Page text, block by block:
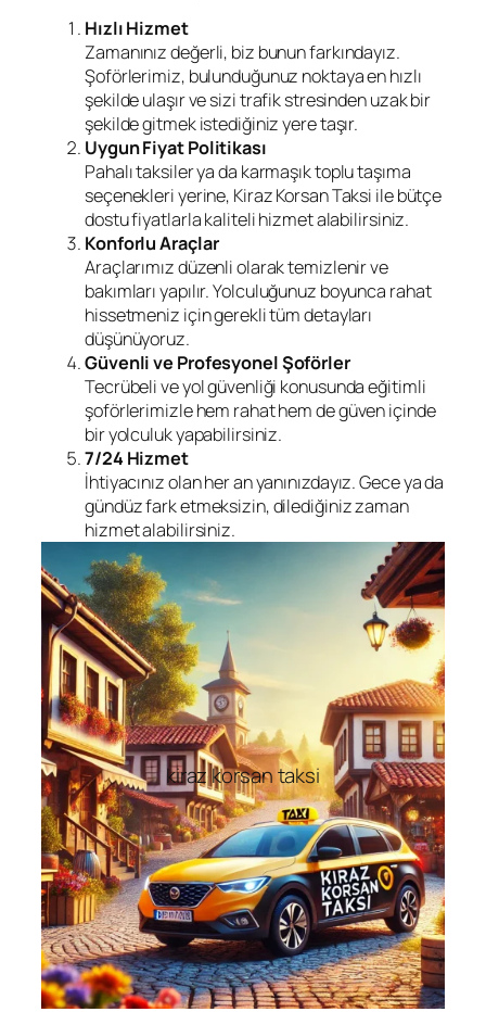
Hızlı Hizmet
Zamanınız değerli, biz bunun farkındayız.
Şoförlerimiz, bulunduğunuz noktaya en hızlı
şekilde ulaşır ve sizi trafik stresinden uzak bir
şekilde gitmek istediğiniz yere taşır.
Uygun Fiyat Politikası
Pahalı taksiler ya da karmaşık toplu taşıma
seçenekleri yerine, Kiraz Korsan Taksi ile bütçe
dostu fiyatlarla kaliteli hizmet alabilirsiniz.
Konforlu Araçlar
Araçlarımız düzenli olarak temizlenir ve
bakımları yapılır. Yolculuğunuz boyunca rahat
hissetmeniz için gerekli tüm detayları
düşünüyoruz.
Güvenli ve Profesyonel Şoförler
Tecrübeli ve yol güvenliği konusunda eğitimli
şoförlerimizle hem rahat hem de güven içinde
bir yolculuk yapabilirsiniz.
7/24 Hizmet
İhtiyacınız olan her an yanınızdayız. Gece ya da
gündüz fark etmeksizin, dilediğiniz zaman
hizmet alabilirsiniz.
kiraz korsan taksi